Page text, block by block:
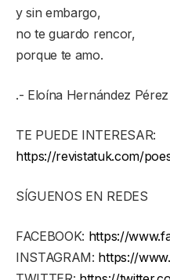
y sin embargo,
no te guardo rencor,
porque te amo.
.- Eloína Hernández
TE PUEDE INTERESAR:
https://revistatuk.com/
SÍGUENOS EN REDES
FACEBOOK: https://
INSTAGRAM: https://